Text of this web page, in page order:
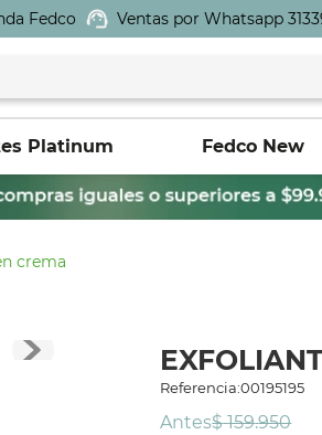
Fedco Ventas por Whatsapp
Platinum Fedco New
crema
Referencia:00195195
Antes$ 159.950